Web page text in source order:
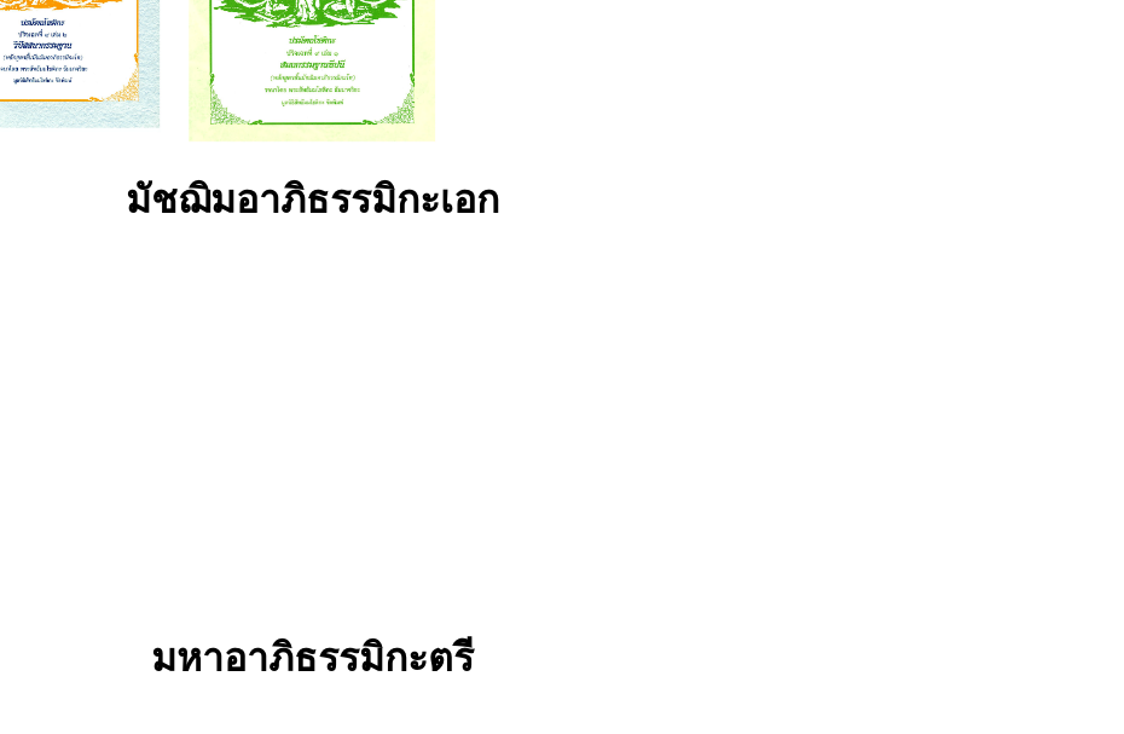
มัชฌิมอาภิธรรมิกะเอก
มหาอาภิธรรมิกะตรี